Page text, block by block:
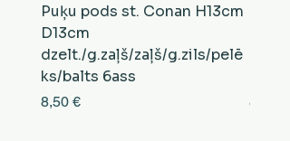
Puķu pods st. Conan H13cm
D13cm
dzelt./g.zaļš/zaļš/g.zils/pelē
ks/balts 6ass
Cena
8,50 € Cena
8,50 €